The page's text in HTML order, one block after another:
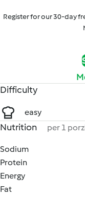
Register for our 30-day
Difficulty
easy
Nutrition per 1
Sodium
Protein
Energy
Fat